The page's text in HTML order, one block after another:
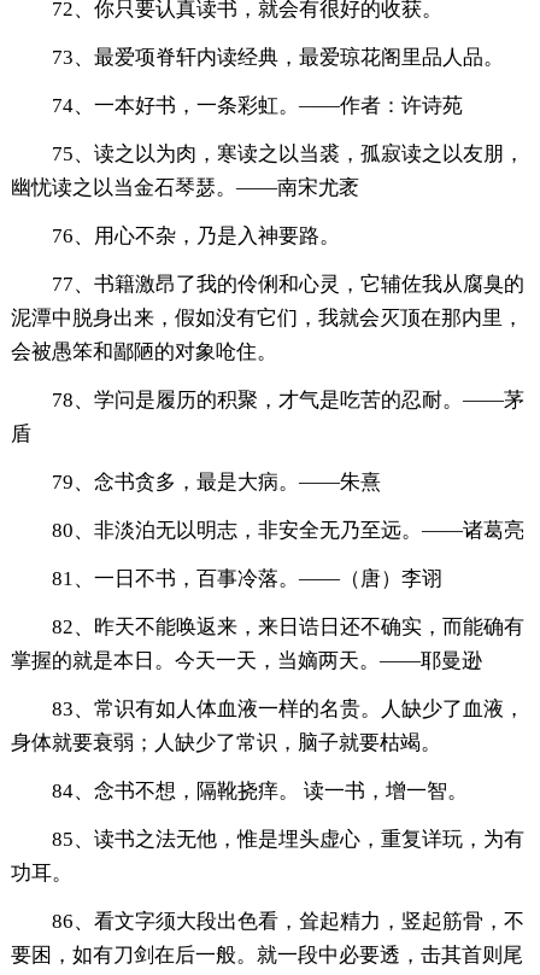
72、你只要认真读书，就会有很好的收获。
73、最爱项脊轩内读经典，最爱琼花阁里品人品。
74、一本好书，一条彩虹。——作者：许诗苑
75、读之以为肉，寒读之以当裘，孤寂读之以友朋，
幽忧读之以当金石琴瑟。——南宋尤袤
76、用心不杂，乃是入神要路。
77、书籍激昂了我的伶俐和心灵，它辅佐我从腐臭的
泥潭中脱身出来，假如没有它们，我就会灭顶在那内里，
会被愚笨和鄙陋的对象呛住。
78、学问是履历的积聚，才气是吃苦的忍耐。——茅
盾
79、念书贪多，最是大病。——朱熹
80、非淡泊无以明志，非安全无乃至远。——诸葛亮
81、一日不书，百事冷落。——（唐）李诩
82、昨天不能唤返来，来日诰日还不确实，而能确有
掌握的就是本日。今天一天，当嫡两天。——耶曼逊
83、常识有如人体血液一样的名贵。人缺少了血液，
身体就要衰弱；人缺少了常识，脑子就要枯竭。
84、念书不想，隔靴挠痒。 读一书，增一智。
85、读书之法无他，惟是埋头虚心，重复详玩，为有
功耳。
86、看文字须大段出色看，耸起精力，竖起筋骨，不
要困，如有刀剑在后一般。就一段中必要透，击其首则尾